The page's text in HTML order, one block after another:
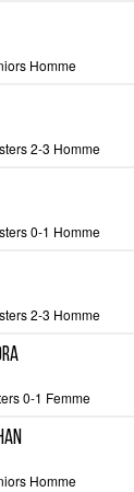
Homme
2-3 Homme
0-1 Homme
2-3 Homme
0-1 Femme
Homme